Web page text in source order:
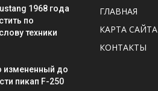
1968 года
по
техники
измененный до
пикап F-250
ГЛАВНАЯ
КАРТА САЙТА
КОНТАКТЫ